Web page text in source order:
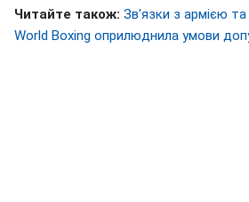
Читайте також: Зв'язки з армією та
World Boxing оприлюднила умови